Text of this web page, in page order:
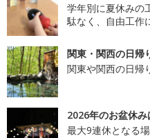
学年別に夏休みの
駄なく、自由工作
関東・関西の日帰
関東や関西の日帰
2026年のお盆休
最大9連休となる